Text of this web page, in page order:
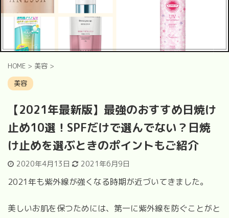
HOME > 美容 >
美容
【2021年最新版】最強のおすすめ日焼け
止め10選！SPFだけで選んでない？日焼
け止めを選ぶときのポイントもご紹介
2020年4月13日 2021年6月9日
2021年も紫外線が強くなる時期が近づいてきました。
美しいお肌を保つためには、第一に紫外線を防ぐことがと